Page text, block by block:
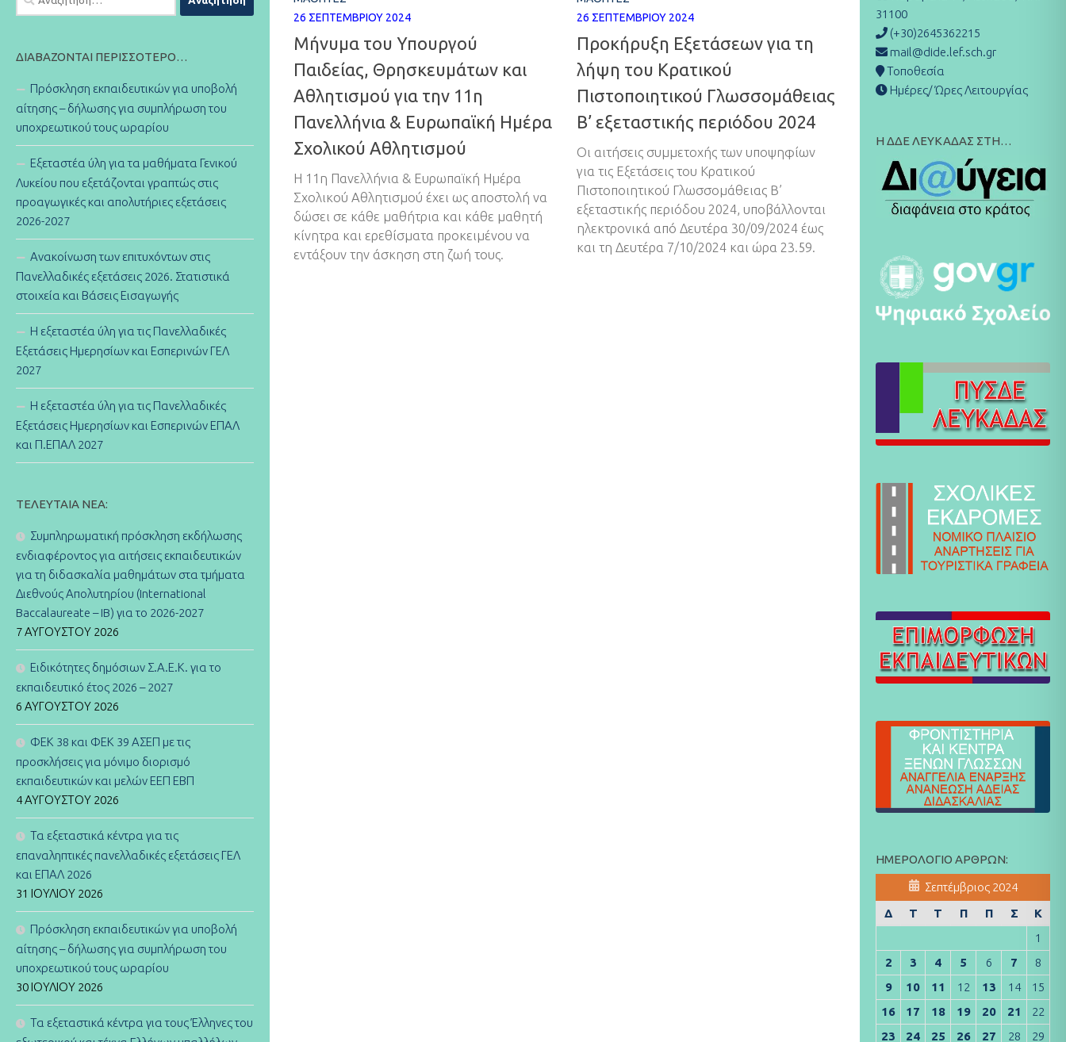
26 ΣΕΠΤΕΜΒΡΊΟΥ 2024
Μήνυμα του Υπουργού
Παιδείας, Θρησκευμάτων και
Αθλητισμού για την 11η
Πανελλήνια & Ευρωπαϊκή Ημέρα
Σχολικού Αθλητισμού
Η 11η Πανελλήνια & Ευρωπαϊκή Ημέρα
Σχολικού Αθλητισμού έχει ως αποστολή να
δώσει σε κάθε μαθήτρια και κάθε μαθητή
κίνητρα και ερεθίσματα προκειμένου να
εντάξουν την άσκηση στη ζωή τους.
26 ΣΕΠΤΕΜΒΡΊΟΥ 2024
Προκήρυξη Εξετάσεων για τη
λήψη του Κρατικού
Πιστοποιητικού Γλωσσομάθειας
Β’ εξεταστικής περιόδου 2024
Οι αιτήσεις συμμετοχής των υποψηφίων
για τις Εξετάσεις του Κρατικού
Πιστοποιητικού Γλωσσομάθειας Β’
εξεταστικής περιόδου 2024, υποβάλλονται
ηλεκτρονικά από Δευτέρα 30/09/2024 έως
και τη Δευτέρα 7/10/2024 και ώρα 23.59.
για:
ΔΙΑΒΆΖΟΝΤΑΙ ΠΕΡΙΣΣΌΤΕΡΟ…
Πρόσκληση εκπαιδευτικών για υποβολή
αίτησης – δήλωσης για συμπλήρωση του
υποχρεωτικού τους ωραρίου
Εξεταστέα ύλη για τα μαθήματα Γενικού
Λυκείου που εξετάζονται γραπτώς στις
προαγωγικές και απολυτήριες εξετάσεις
2026-2027
Ανακοίνωση των επιτυχόντων στις
Πανελλαδικές εξετάσεις 2026. Στατιστικά
στοιχεία και Βάσεις Εισαγωγής
Η εξεταστέα ύλη για τις Πανελλαδικές
Εξετάσεις Ημερησίων και Εσπερινών ΓΕΛ
2027
Η εξεταστέα ύλη για τις Πανελλαδικές
Εξετάσεις Ημερησίων και Εσπερινών ΕΠΑΛ
και Π.ΕΠΑΛ 2027
ΤΕΛΕΥΤΑΊΑ ΝΈΑ:
Συμπληρωματική πρόσκληση εκδήλωσης
ενδιαφέροντος για αιτήσεις εκπαιδευτικών
για τη διδασκαλία μαθημάτων στα τμήματα
Διεθνούς Απολυτηρίου (International
Baccalaureate – IB) για το 2026-2027
7 ΑΥΓΟΎΣΤΟΥ 2026
Ειδικότητες δημόσιων Σ.Α.Ε.Κ. για το
εκπαιδευτικό έτος 2026 – 2027
6 ΑΥΓΟΎΣΤΟΥ 2026
ΦΕΚ 38 και ΦΕΚ 39 ΑΣΕΠ με τις
προσκλήσεις για μόνιμο διορισμό
εκπαιδευτικών και μελών ΕΕΠ ΕΒΠ
4 ΑΥΓΟΎΣΤΟΥ 2026
Τα εξεταστικά κέντρα για τις
επαναληπτικές πανελλαδικές εξετάσεις ΓΕΛ
και ΕΠΑΛ 2026
31 ΙΟΥΛΊΟΥ 2026
Πρόσκληση εκπαιδευτικών για υποβολή
αίτησης – δήλωσης για συμπλήρωση του
υποχρεωτικού τους ωραρίου
30 ΙΟΥΛΊΟΥ 2026
Τα εξεταστικά κέντρα για τους Έλληνες του
31100
(+30)2645362215
mail@dide.lef.sch.gr
Τοποθεσία
Ημέρες/ Ώρες Λειτουργίας
Η ΔΔΕ ΛΕΥΚΑΔΑΣ ΣΤΗ…
ΗΜΕΡΟΛΌΓΙΟ ΆΡΘΡΩΝ:
Σεπτέμβριος 2024
Δ
Τ Τ Π Π Σ
Κ
1
2
3 4 5 6 7
8
9
10 11 12 13 14
15
16
17 18 19 20 21
22
23
24 25 26 27 28
29